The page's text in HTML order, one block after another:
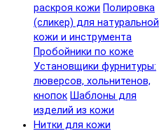
раскроя кожи Полировка
(сликер) для натуральной
кожи и инструмента
Пробойники по коже
Установщики фурнитуры:
люверсов, хольнитенов,
кнопок Шаблоны для
изделий из кожи
Нитки для кожи